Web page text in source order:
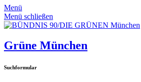
Menü
Menü schließen
Grüne München
Suchformular